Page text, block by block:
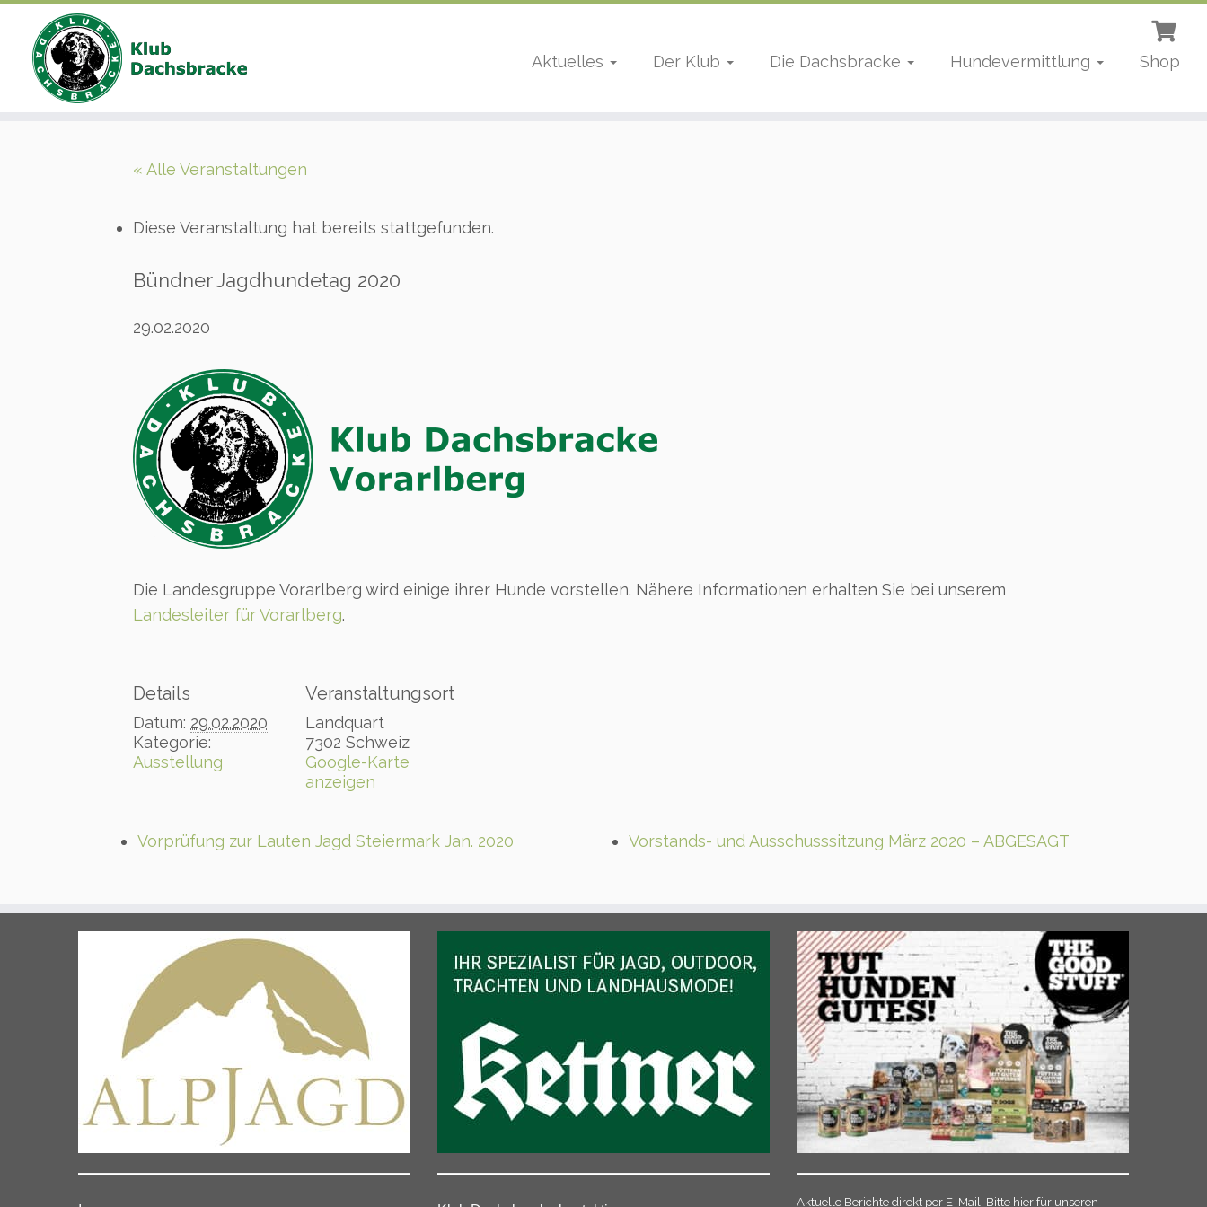
Aktuelles Der Klub Die Dachsbracke Hundevermittlung Shop
« Alle Veranstaltungen
Diese Veranstaltung hat bereits stattgefunden.
Bündner Jagdhundetag 2020
29.02.2020
Die Landesgruppe Vorarlberg wird einige ihrer Hunde vorstellen. Nähere Informationen erhalten Sie bei unserem
Landesleiter für Vorarlberg.
Details
Datum: 29.02.2020
Kategorie:
Ausstellung
Veranstaltungsort
Landquart
7302 Schweiz
Google-Karte
anzeigen
Vorprüfung zur Lauten Jagd Steiermark Jan. 2020 Vorstands- und Ausschusssitzung März 2020 – ABGESAGT
Aktuelle Berichte direkt per E-Mail! Bitte hier für unseren